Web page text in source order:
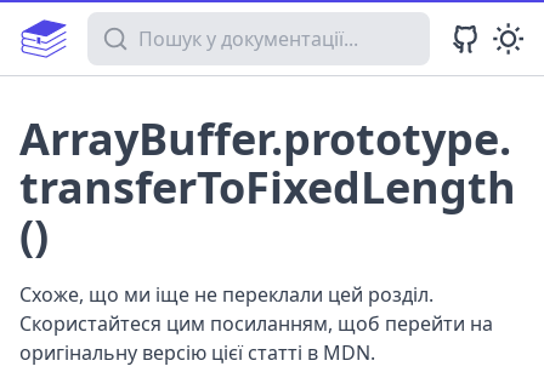
Пошук у документації
ArrayBuffer.prototype.
transferToFixedLength
()
Схоже, що ми іще не переклали цей розділ.
Скористайтеся цим посиланням, щоб перейти на
оригінальну версію цієї статті в MDN.